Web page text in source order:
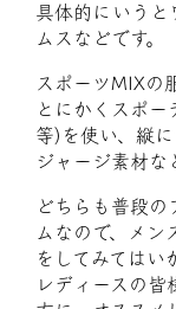
具体的にいうと
ムスなどです。
スポーツMIXの
とにかくスポ
等)を使い、縦
ジャージ素材な
どちらも普段
ムなので、メ
をしてみてはい
レディースの